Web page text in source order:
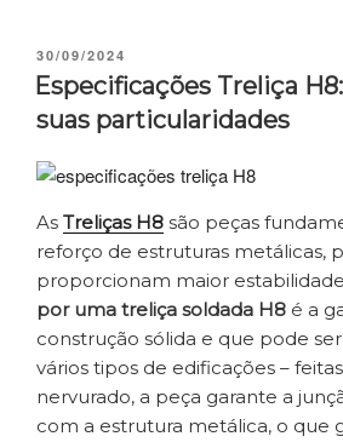
PUBLICADO
EM
30/09/2024
Especificações Treliça
suas particularidades
As Treliças H8 são peças
reforço de estruturas metálicas,
proporcionam maior
por uma treliça soldada H8 é a
construção sólida e que pode
vários tipos de edificações –
nervurado, a peça garante a
com a estrutura metálica, o que